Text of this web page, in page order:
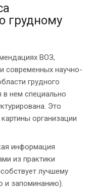
грудному
ВОЗ,
современных научно-
грудного
в нем специально
Это
организации
информация
из практики
лучшему
и запоминанию).